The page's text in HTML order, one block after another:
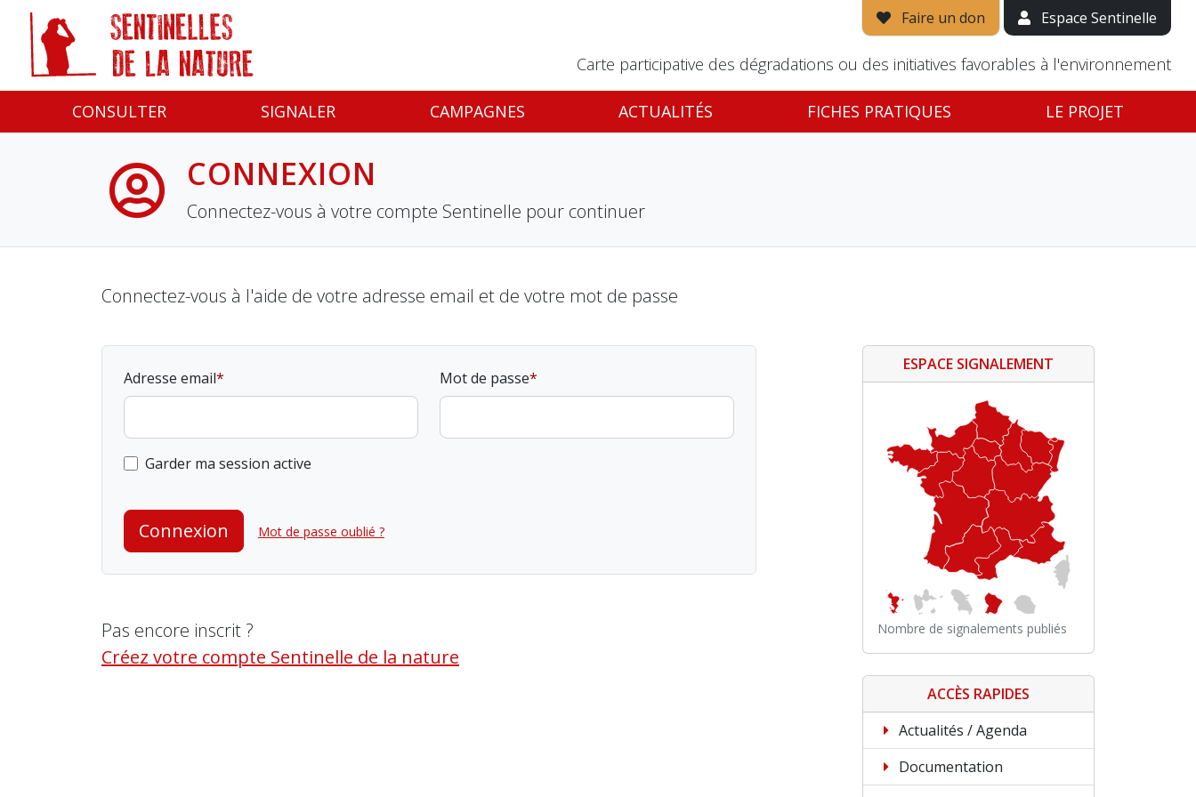
Faire un don Espace Sentinelle
Carte participative des dégradations ou des initiatives favorables à l'environnement
CONSULTER SIGNALER CAMPAGNES ACTUALITÉS FICHES PRATIQUES LE PROJET
CONNEXION
Connectez-vous à votre compte Sentinelle pour continuer
Connectez-vous à l'aide de votre adresse email et de votre mot de passe
Adresse email Mot de passe
Garder ma session active
Connexion Mot de passe oublié ?
Pas encore inscrit ?
Créez votre compte Sentinelle de la nature
ESPACE SIGNALEMENT
Nombre de signalements publiés
ACCÈS RAPIDES
Actualités / Agenda
Documentation
Panneau de gestion des cookies